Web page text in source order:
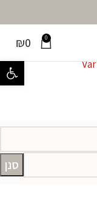
פתח
0
₪0
סנן